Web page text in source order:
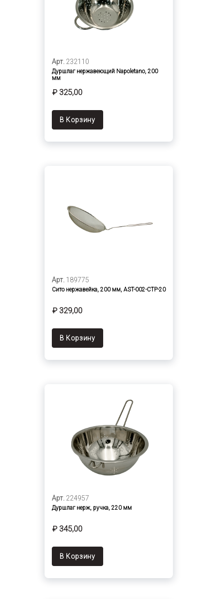
Арт. 232110
Дуршлаг нержавеющий Napoletano, 200
мм
₽ 325,00
В Корзину
Арт. 189775
Сито нержавейка, 200 мм, AST-002-СТР-20
₽ 329,00
В Корзину
Арт. 224957
Дуршлаг нерж, ручка, 220 мм
₽ 345,00
В Корзину